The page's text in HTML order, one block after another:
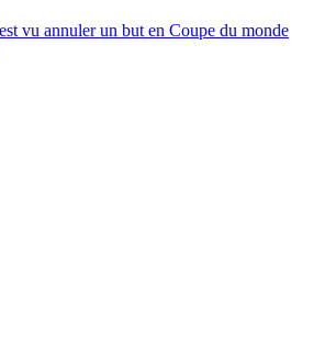
vu annuler un but en Coupe du monde